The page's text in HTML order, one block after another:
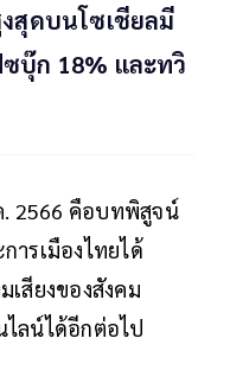
สุดบนโซเชียลมี
บุ๊ก 18% และทวิ
. 2566 คือบทพิสูจน์
ารเมืองไทยได้
เสียงของสังคม
ไลน์ได้อีกต่อไป